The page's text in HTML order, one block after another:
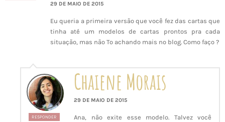
29 DE MAIO DE 2015
Eu queria a primeira versão que você fez das cartas que
tinha até um modelos de cartas prontos pra cada
situação, mas não To achando mais no blog. Como faço ?
RESPONDER
Chaiene Morais
29 DE MAIO DE 2015
Ana, não exite esse modelo. Talvez você